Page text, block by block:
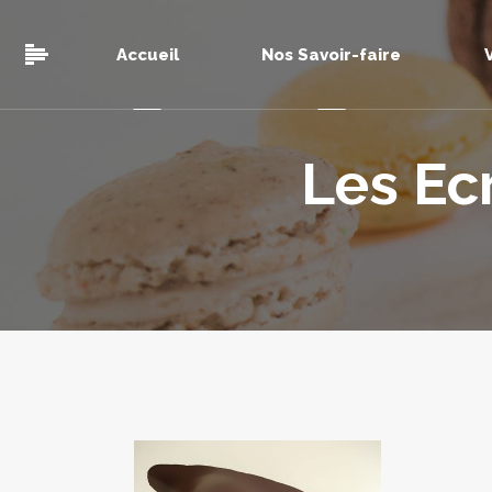
Accueil Nos Savoir-faire
Les